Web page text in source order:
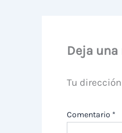
Deja
Tu
Comentario *